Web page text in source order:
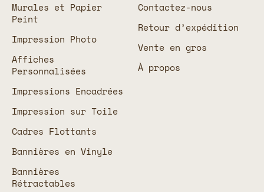
Murales et Papier
Peint
Impression Photo
Affiches
Personnalisées
Impressions Encadrées
Impression sur Toile
Cadres Flottants
Bannières en Vinyle
Bannières
Rétractables
Contactez-nous
Retour d’expédition
Vente en gros
À propos